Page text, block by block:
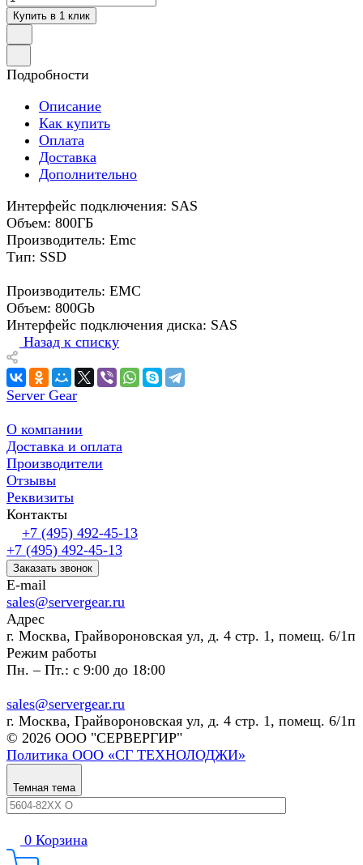
Купить в 1 клик
Подробности
Описание
Как купить
Оплата
Доставка
Дополнительно
Интерфейс подключения: SAS
Объем: 800ГБ
Производитель: Emc
Тип: SSD
Производитель: EMC
Объем: 800Gb
Интерфейс подключения диска: SAS
Назад к списку
Server Gear
О компании
Доставка и оплата
Производители
Отзывы
Реквизиты
Контакты
+7 (495) 492-45-13
+7 (495) 492-45-13
Заказать звонок
E-mail
sales@servergear.ru
Адрес
г. Москва, Грайвороновская ул, д. 4 стр. 1, помещ. 6/1п
Режим работы
Пн. – Пт.: с 9:00 до 18:00
sales@servergear.ru
г. Москва, Грайвороновская ул, д. 4 стр. 1, помещ. 6/1п
© 2026 ООО "СЕРВЕРГИР"
Политика ООО «СГ ТЕХНОЛОДЖИ»
Темная тема
0 Корзина